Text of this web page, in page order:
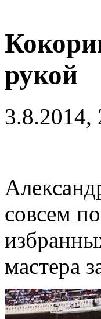
рукой
3.8.2014,
совсем
мастера